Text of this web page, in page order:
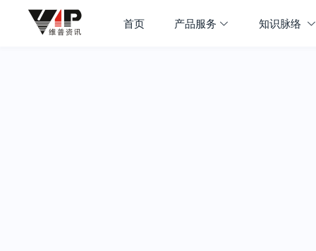
首页 产品服务 知识脉络